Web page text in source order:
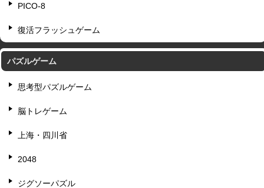
PICO-8
復活フラッシュゲーム
パズルゲーム
思考型パズルゲーム
脳トレゲーム
上海・四川省
2048
ジグソーパズル